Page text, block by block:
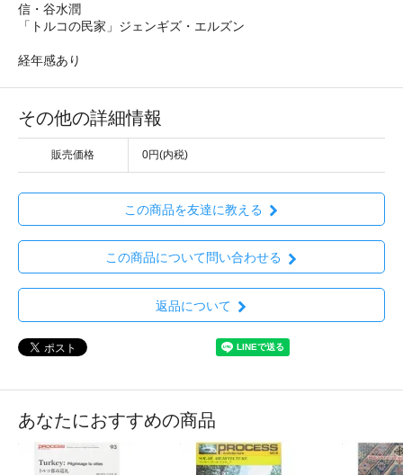
信・谷水潤
「トルコの民家」ジェンギズ・エルズン
経年感あり
その他の詳細情報
販売価格 0円(内税)
この商品を友達に教える
この商品について問い合わせる
返品について
あなたにおすすめの商品